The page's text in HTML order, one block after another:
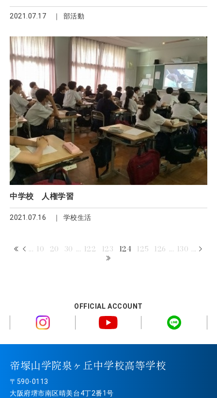
2021.07.17 部活動
中学校 人権学習
2021.07.16 学校生活
... 10 20 30 ... 122 123 124 125 126 ... 130 ...
OFFICIAL ACCOUNT
帝塚山学院泉ヶ丘中学校高等学校
〒590-0113
大阪府堺市南区晴美台4丁2番1号